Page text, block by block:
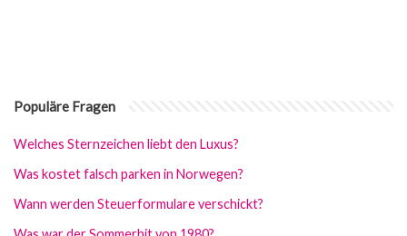
Populäre Fragen
Welches Sternzeichen liebt den Luxus?
Was kostet falsch parken in Norwegen?
Wann werden Steuerformulare verschickt?